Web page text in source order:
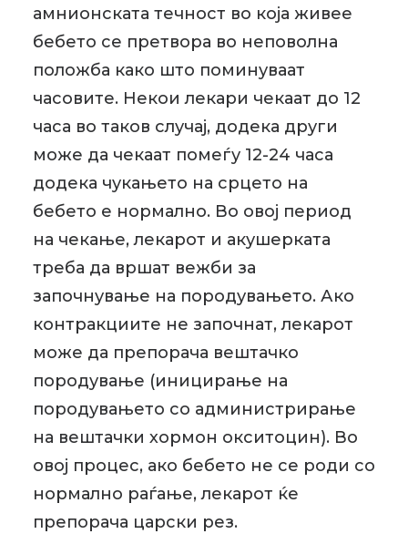
амнионската течност во која живее
бебето се претвора во неповолна
положба како што поминуваат
часовите. Некои лекари чекаат до 12
часа во таков случај, додека други
може да чекаат помеѓу 12-24 часа
додека чукањето на срцето на
бебето е нормално. Во овој период
на чекање, лекарот и акушерката
треба да вршат вежби за
започнување на породувањето. Ако
контракциите не започнат, лекарот
може да препорача вештачко
породување (иницирање на
породувањето со администрирање
на вештачки хормон окситоцин). Во
овој процес, ако бебето не се роди со
нормално раѓање, лекарот ќе
препорача царски рез.